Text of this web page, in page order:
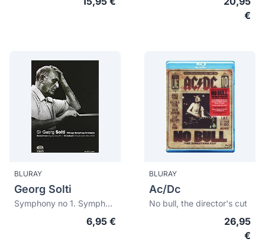
€
BLURAY
Georg Solti
Symphony no 1. Symphony no 6. Symphony no 8
6,95 €
BLURAY
Ac/Dc
No bull, the director's cut
26,95
€